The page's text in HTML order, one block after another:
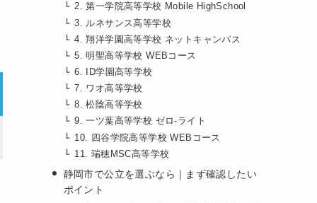
2. 第一学院高等学校 Mobile HighSchool
3. ルネサンス高等学校
4. 翔洋学園高等学校 ネットキャンパス
5. 明聖高等学校 WEBコース
6. ID学園高等学校
7. ワオ高等学校
8. 松陰高等学校
9. 一ツ葉高等学校 ゼロ-ライト
10. 四谷学院高等学校 WEBコース
11. 瑞穂MSC高等学校
静岡市で公立を選ぶなら｜まず確認したい
ポイント